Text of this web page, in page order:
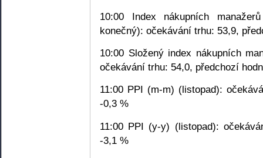
10:00 Index nákupních
konečný): očekávání trhu: 53,9,
10:00 Složený index nákupních
očekávání trhu: 54,0, předchozí
11:00 PPI (m-m) (listopad):
-0,3 %
11:00 PPI (y-y) (listopad):
-3,1 %